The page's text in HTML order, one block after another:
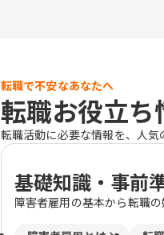
転職で不安なあなたへ
転職お役立ち
転職活動に必要な情報を、人
基礎知識・事前
障害者雇用の基本から転職